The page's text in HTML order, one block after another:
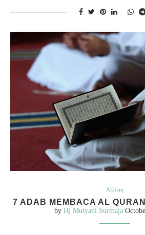
Akhlaq
7 ADAB MEMBACA AL
by Hj Mulyani Surmaja